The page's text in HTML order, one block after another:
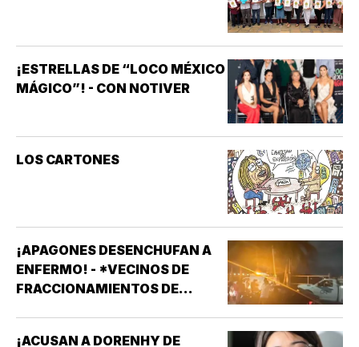
¡ESTRELLAS DE “LOCO MÉXICO
MÁGICO”! - CON NOTIVER
LOS CARTONES
¡APAGONES DESENCHUFAN A
ENFERMO! - *VECINOS DE
FRACCIONAMIENTOS DE
¡ACUSAN A DORENHY DE